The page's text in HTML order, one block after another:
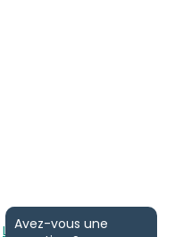
Losfeld etWebiome
Avez-vous une